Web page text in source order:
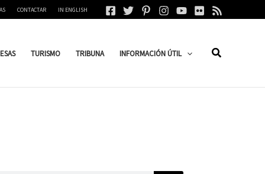
CONTACTAR IN ENGLISH
TURISMO TRIBUNA INFORMACIÓN ÚTIL